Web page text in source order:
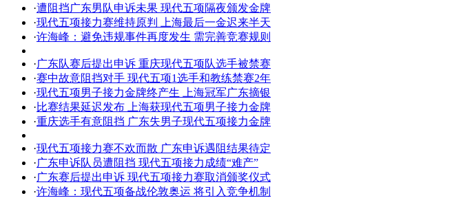
·遭阻挡广东男队申诉未果 现代五项隔夜颁发金牌
·现代五项接力赛维持原判 上海最后一金迟来半天
·许海峰：避免违规事件再度发生 需完善竞赛规则
·广东队赛后提出申诉 重庆现代五项队选手被禁赛
·赛中故意阻挡对手 现代五项1选手和教练禁赛2年
·现代五项男子接力金牌终产生 上海冠军广东摘银
·比赛结果延迟发布 上海获现代五项男子接力金牌
·重庆选手有意阻挡 广东失男子现代五项接力金牌
·现代五项接力赛不欢而散 广东申诉遇阻结果待定
·广东申诉队员遭阻挡 现代五项接力成绩“难产”
·广东赛后提出申诉 现代五项接力赛取消颁奖仪式
·许海峰：现代五项备战伦敦奥运 将引入竞争机制